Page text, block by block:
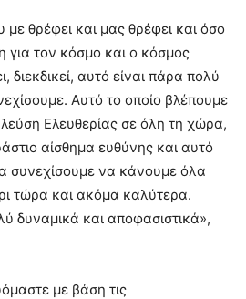
με θρέφει και μας θρέφει και όσο
για τον κόσμο και ο κόσμος
διεκδικεί, αυτό είναι πάρα πολύ
Αυτό το οποίο βλέπουμε
Ελευθερίας σε όλη τη χώρα,
αίσθημα ευθύνης και αυτό
συνεχίσουμε να κάνουμε όλα
τώρα και ακόμα καλύτερα.
δυναμικά και αποφασιστικά»,
με βάση τις